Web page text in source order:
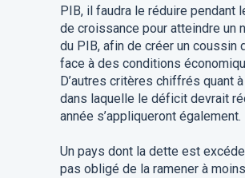
PIB, il faudra le réduire pendant
de croissance pour atteindre un
du PIB, afin de créer un coussin
face à des conditions
D’autres critères chiffrés quant
dans laquelle le déficit devrait
année s’appliqueront également.
Un pays dont la dette est
pas obligé de la ramener à